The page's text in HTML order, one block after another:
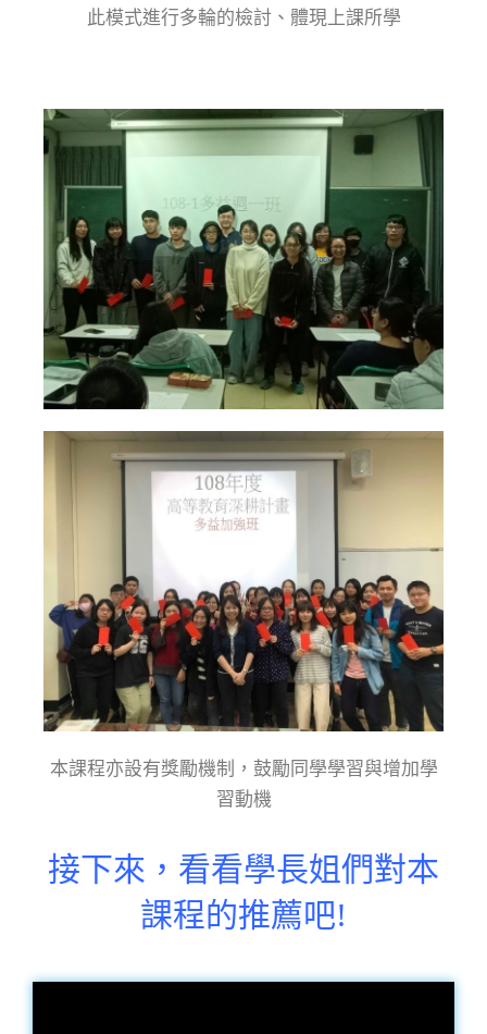
此模式進行多輪的檢討、體現上課所學
本課程亦設有獎勵機制，鼓勵同學學習與增加學
習動機
接下來，看看學長姐們對本
課程的推薦吧!